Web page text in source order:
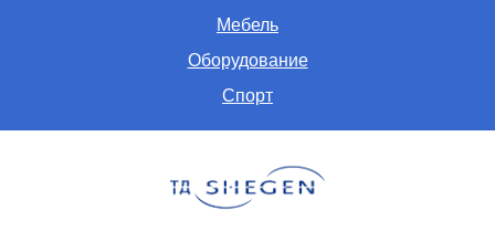
Мебель
Оборудование
Спорт